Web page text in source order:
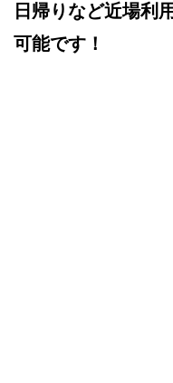
日帰りなど近場利
可能です！